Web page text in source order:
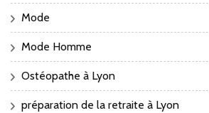
Mode
Mode Homme
Ostéopathe à Lyon
préparation de la retraite à Lyon